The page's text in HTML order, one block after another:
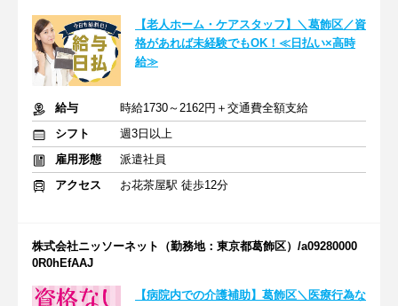
【老人ホーム・ケアスタッフ】＼葛飾区／資
格があれば未経験でもOK！≪日払い×高時
給≫
給与
時給1730～2162円＋交通費全額支給
シフト
週3日以上
雇用形態
派遣社員
アクセス
お花茶屋駅 徒歩12分
株式会社ニッソーネット（勤務地：東京都葛飾区）/a09280000
0R0hEfAAJ
【病院内での介護補助】葛飾区＼医療行為な